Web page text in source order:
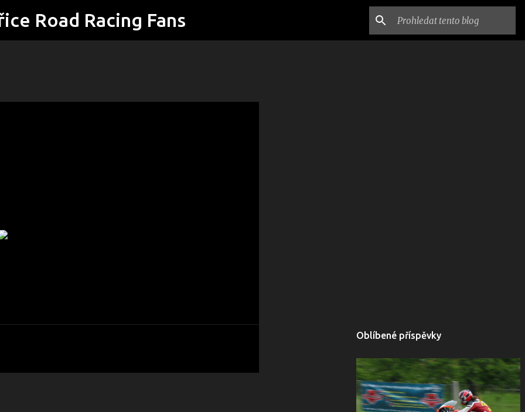
Přeskočit na hlavní obsah
Road Racing Fans
Oblíbené příspěvky